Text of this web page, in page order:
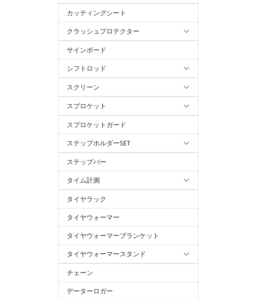
カッティングシート
クラッシュプロテクター
サインボード
シフトロッド
スクリーン
スプロケット
スプロケットガード
ステップホルダーSET
ステップバー
タイム計測
タイヤラック
タイヤウォーマー
タイヤウォーマーブランケット
タイヤウォーマースタンド
チェーン
データーロガー